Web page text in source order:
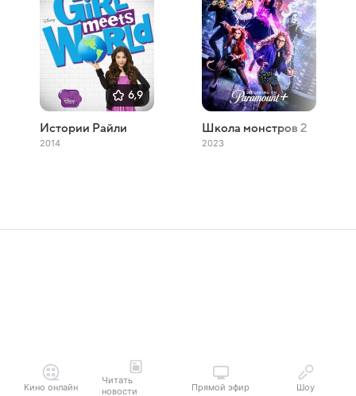
6,9
Истории Райли
2014
Школа монстров 2
2023
Кино онлайн
Читать
новости
Прямой эфир Шоу